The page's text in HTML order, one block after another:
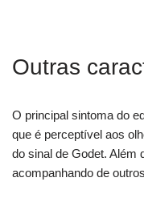
Outras
O principal sintoma do
que é perceptível aos
do sinal de Godet. Além
acompanhando de